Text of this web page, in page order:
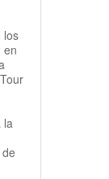
los
en
la